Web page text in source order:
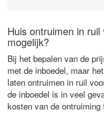
Huis ontruimen in
mogelijk?
Bij het bepalen van de
met de inboedel, maar
laten ontruimen in ruil
de inboedel is in veel
kosten van de ontruiming